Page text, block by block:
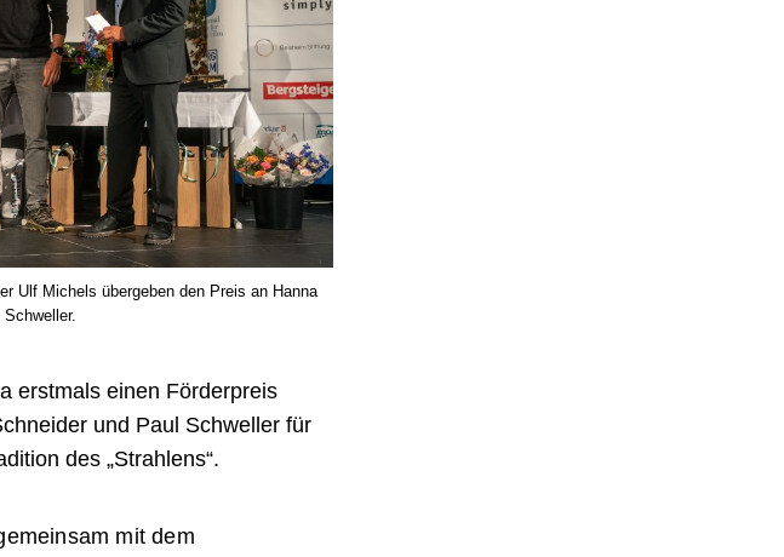
Ulf Michels übergeben den Preis an Hanna
erstmals einen Förderpreis
und Paul Schweller für
des „Strahlens“.
mit dem